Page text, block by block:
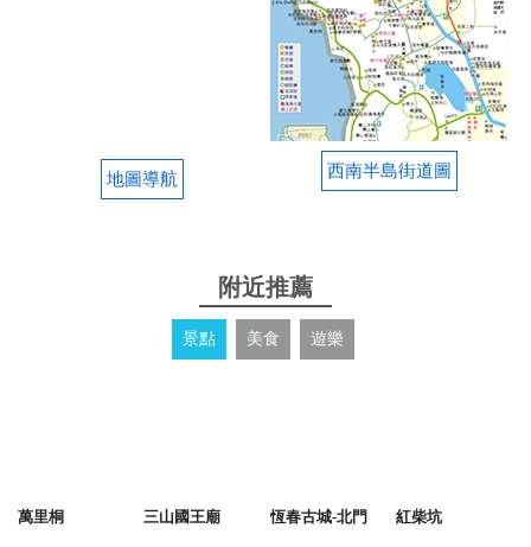
地圖導航 西南半島街道圖
附近推薦
景點 美食 遊樂
萬里桐 三山國王廟 恆春古城-北門 紅柴坑